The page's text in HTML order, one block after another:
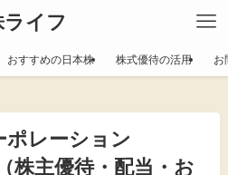
イフ
おすすめの日本株 株式優待の活用 お
ポレーション
株主優待・配当・お